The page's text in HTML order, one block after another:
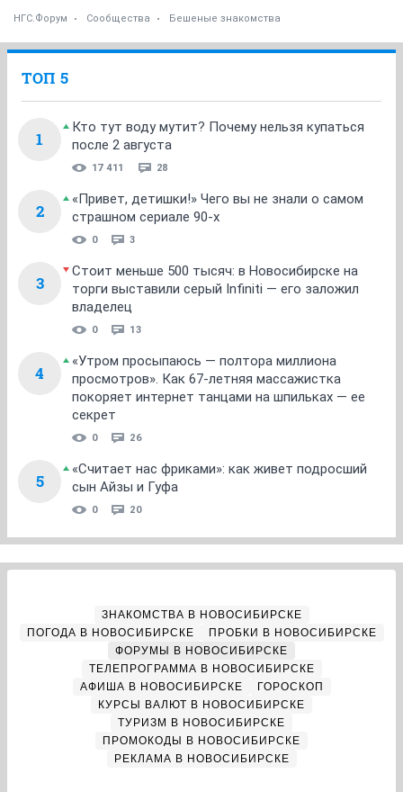
НГС.Форум Сообщества Бешеные знакомства
ТОП 5
1
Кто тут воду мутит? Почему нельзя купаться
после 2 августа
17 411 28
2
«Привет, детишки!» Чего вы не знали о самом
страшном сериале 90-х
0 3
3
Стоит меньше 500 тысяч: в Новосибирске на
торги выставили серый Infiniti — его заложил
владелец
0 13
4
«Утром просыпаюсь — полтора миллиона
просмотров». Как 67-летняя массажистка
покоряет интернет танцами на шпильках — ее
секрет
0 26
5
«Считает нас фриками»: как живет подросший
сын Айзы и Гуфа
0 20
ЗНАКОМСТВА В НОВОСИБИРСКЕ
ПОГОДА В НОВОСИБИРСКЕ
ПРОБКИ В НОВОСИБИРСКЕ
ФОРУМЫ В НОВОСИБИРСКЕ
ТЕЛЕПРОГРАММА В НОВОСИБИРСКЕ
АФИША В НОВОСИБИРСКЕ
ГОРОСКОП
КУРСЫ ВАЛЮТ В НОВОСИБИРСКЕ
ТУРИЗМ В НОВОСИБИРСКЕ
ПРОМОКОДЫ В НОВОСИБИРСКЕ
РЕКЛАМА В НОВОСИБИРСКЕ